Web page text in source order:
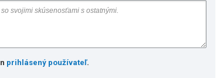
prihlásený používateľ.